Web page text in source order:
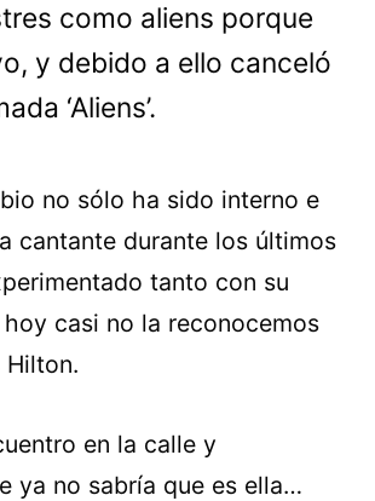
como aliens porque
y debido a ello canceló
‘Aliens’.
no sólo ha sido interno e
cantante durante los últimos
tanto con su
hoy casi no la reconocemos
Hilton.
en la calle y
ya no sabría que es ella…